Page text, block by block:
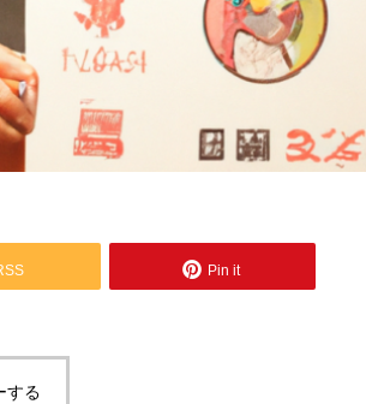
Pin it
する